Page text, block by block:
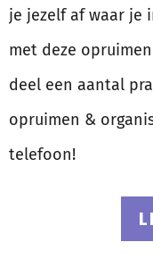
je jezelf af waar je
met deze
deel een aantal
opruimen &
telefoon!